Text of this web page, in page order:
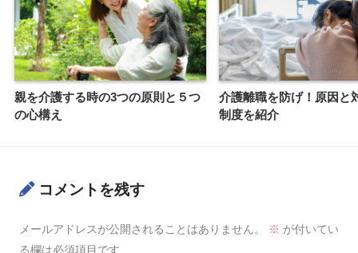
親を介護する時の3つの原則と５つ
の心構え
介護離職を防げ！原因と
制度を紹介
コメントを残す
メールアドレスが公開されることはありません。 ※ が付いてい
る欄は必須項目です